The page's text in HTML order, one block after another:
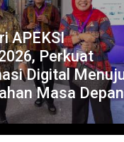
Perkuat
Menuju
Masa Depan